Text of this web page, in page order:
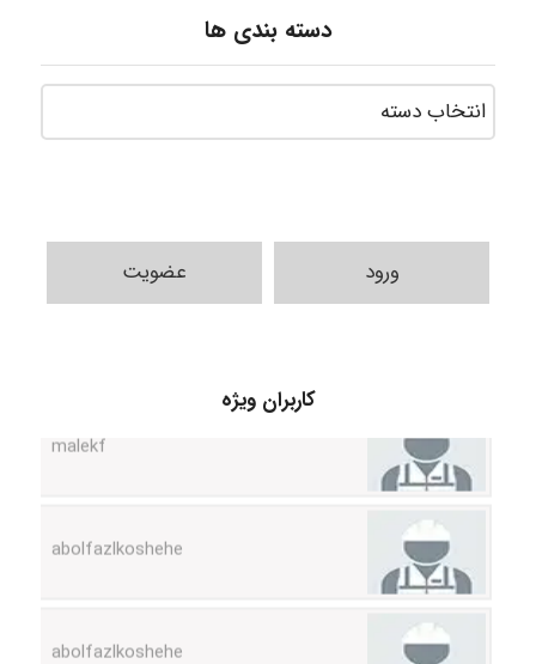
دسته بندی ها
ورود عضویت
کاربران ویژه
USER124
abolfazlkoshehe
abolfazlkoshehe
A.balandeh